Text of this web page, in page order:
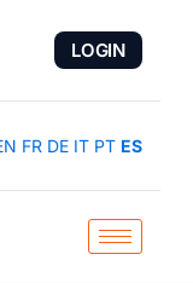
LOGIN
FR DE IT PT ES